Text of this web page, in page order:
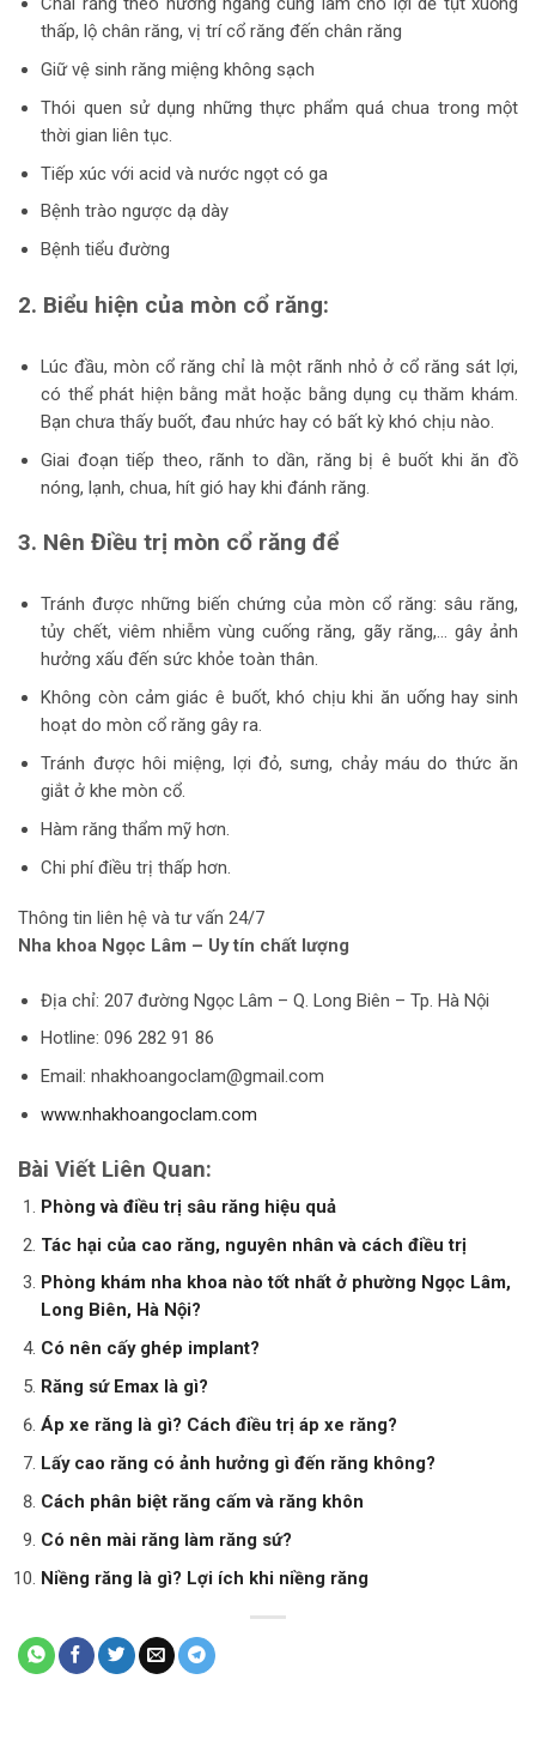
thấp, lộ chân răng, vị trí cổ răng đến chân răng
Giữ vệ sinh răng miệng không sạch
Thói quen sử dụng những thực phẩm quá chua trong một
thời gian liên tục.
Tiếp xúc với acid và nước ngọt có ga
Bệnh trào ngược dạ dày
Bệnh tiểu đường
2. Biểu hiện của mòn cổ răng:
Lúc đầu, mòn cổ răng chỉ là một rãnh nhỏ ở cổ răng sát lợi,
có thể phát hiện bằng mắt hoặc bằng dụng cụ thăm khám.
Bạn chưa thấy buốt, đau nhức hay có bất kỳ khó chịu nào.
Giai đoạn tiếp theo, rãnh to dần, răng bị ê buốt khi ăn đồ
nóng, lạnh, chua, hít gió hay khi đánh răng.
3. Nên Điều trị mòn cổ răng để
Tránh được những biến chứng của mòn cổ răng: sâu răng,
tủy chết, viêm nhiễm vùng cuống răng, gãy răng,… gây ảnh
hưởng xấu đến sức khỏe toàn thân.
Không còn cảm giác ê buốt, khó chịu khi ăn uống hay sinh
hoạt do mòn cổ răng gây ra.
Tránh được hôi miệng, lợi đỏ, sưng, chảy máu do thức ăn
giắt ở khe mòn cổ.
Hàm răng thẩm mỹ hơn.
Chi phí điều trị thấp hơn.
Thông tin liên hệ và tư vấn 24/7
Nha khoa Ngọc Lâm – Uy tín chất lượng
Địa chỉ: 207 đường Ngọc Lâm – Q. Long Biên – Tp. Hà Nội
Hotline: 096 282 91 86
Email: nhakhoangoclam@gmail.com
www.nhakhoangoclam.com
Bài Viết Liên Quan:
Phòng và điều trị sâu răng hiệu quả
Tác hại của cao răng, nguyên nhân và cách điều trị
Phòng khám nha khoa nào tốt nhất ở phường Ngọc Lâm,
Long Biên, Hà Nội?
Có nên cấy ghép implant?
Răng sứ Emax là gì?
Áp xe răng là gì? Cách điều trị áp xe răng?
Lấy cao răng có ảnh hưởng gì đến răng không?
Cách phân biệt răng cấm và răng khôn
Có nên mài răng làm răng sứ?
Niềng răng là gì? Lợi ích khi niềng răng